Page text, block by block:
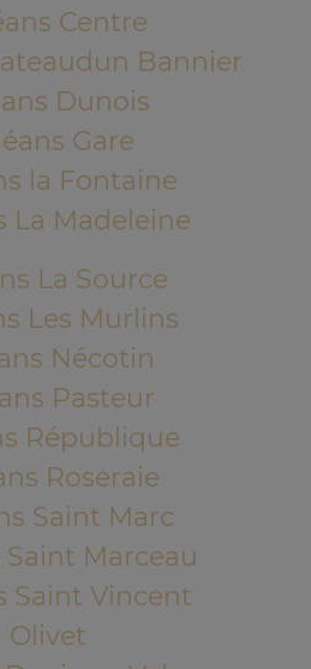
Centre
Bannier
Dunois
Gare
la Fontaine
La Madeleine
La Source
Les Murlins
Nécotin
Pasteur
République
Roseraie
Saint Marc
Saint Marceau
Saint Vincent
Olivet